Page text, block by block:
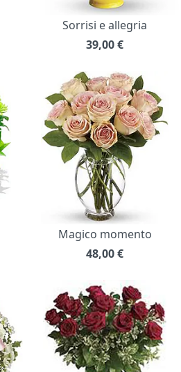
Sorrisi e allegria
39,00€
Magico momento
48,00€